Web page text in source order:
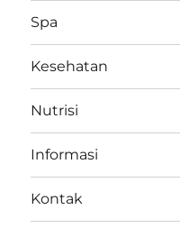
Spa
Kesehatan
Nutrisi
Informasi
Kontak